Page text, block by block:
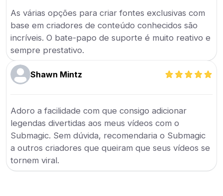
As várias opções para criar fontes exclusivas com
base em criadores de conteúdo conhecidos são
incríveis. O bate-papo de suporte é muito reativo e
sempre prestativo.
Shawn Mintz
Adoro a facilidade com que consigo adicionar
legendas divertidas aos meus vídeos com o
Submagic. Sem dúvida, recomendaria o Submagic
a outros criadores que queiram que seus vídeos se
tornem viral.